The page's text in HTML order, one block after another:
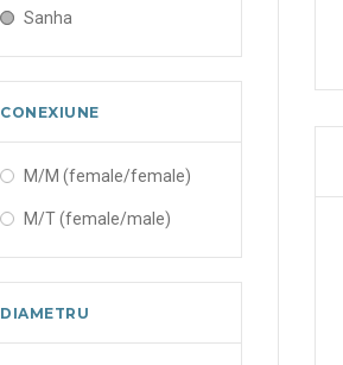
Sanha
CONEXIUNE
M/M (female/female)
M/T (female/male)
DIAMETRU